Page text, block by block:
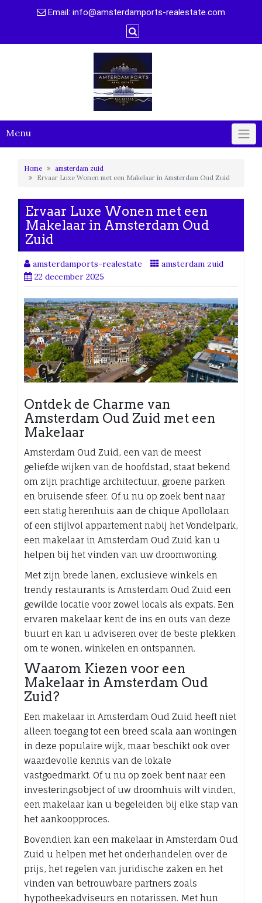
gaan
Email: info@amsterdamports-realestate.com
Menu
Home
amsterdam zuid
Ervaar Luxe Wonen met een Makelaar in Amsterdam Oud Zuid
Ervaar Luxe Wonen met een
Makelaar in Amsterdam Oud
Zuid
amsterdamports-realestate
amsterdam zuid
22 december 2025
Ontdek de Charme van
Amsterdam Oud Zuid met een
Makelaar
Amsterdam Oud Zuid, een van de meest
geliefde wijken van de hoofdstad, staat bekend
om zijn prachtige architectuur, groene parken
en bruisende sfeer. Of u nu op zoek bent naar
een statig herenhuis aan de chique Apollolaan
of een stijlvol appartement nabij het Vondelpark,
een makelaar in Amsterdam Oud Zuid kan u
helpen bij het vinden van uw droomwoning.
Met zijn brede lanen, exclusieve winkels en
trendy restaurants is Amsterdam Oud Zuid een
gewilde locatie voor zowel locals als expats. Een
ervaren makelaar kent de ins en outs van deze
buurt en kan u adviseren over de beste plekken
om te wonen, winkelen en ontspannen.
Waarom Kiezen voor een
Makelaar in Amsterdam Oud
Zuid?
Een makelaar in Amsterdam Oud Zuid heeft niet
alleen toegang tot een breed scala aan woningen
in deze populaire wijk, maar beschikt ook over
waardevolle kennis van de lokale
vastgoedmarkt. Of u nu op zoek bent naar een
investeringsobject of uw droomhuis wilt vinden,
een makelaar kan u begeleiden bij elke stap van
het aankoopproces.
Bovendien kan een makelaar in Amsterdam Oud
Zuid u helpen met het onderhandelen over de
prijs, het regelen van juridische zaken en het
vinden van betrouwbare partners zoals
hypotheekadviseurs en notarissen. Met hun